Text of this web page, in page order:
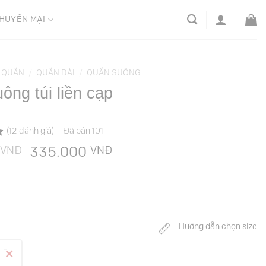
MẠI
QUẦN QUẦN DÀI QUẦN SUÔNG
túi liền cạp
(12 đánh giá) Đã bán 101
VNĐ
Giá
335.000 VNĐ
Hướng dẫn chọn size